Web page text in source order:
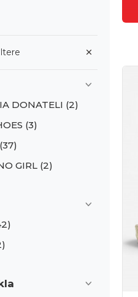
DONATELI (2)
(3)
GIRL (2)